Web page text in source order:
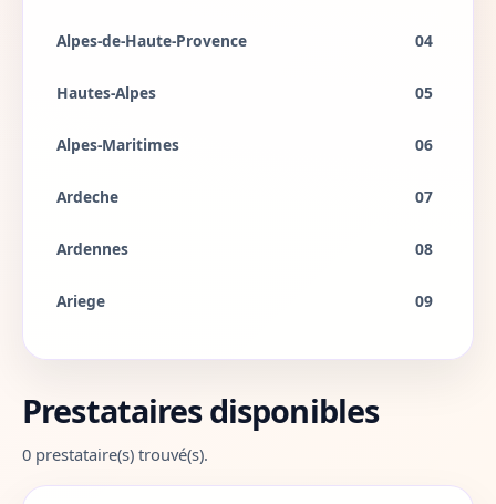
Alpes-de-Haute-Provence 04
Hautes-Alpes 05
Alpes-Maritimes 06
Ardeche 07
Ardennes 08
Ariege 09
Aude
Aveyron
Prestataires disponibles
0 prestataire(s) trouvé(s).